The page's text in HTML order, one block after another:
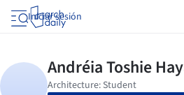
Iniciar sesión